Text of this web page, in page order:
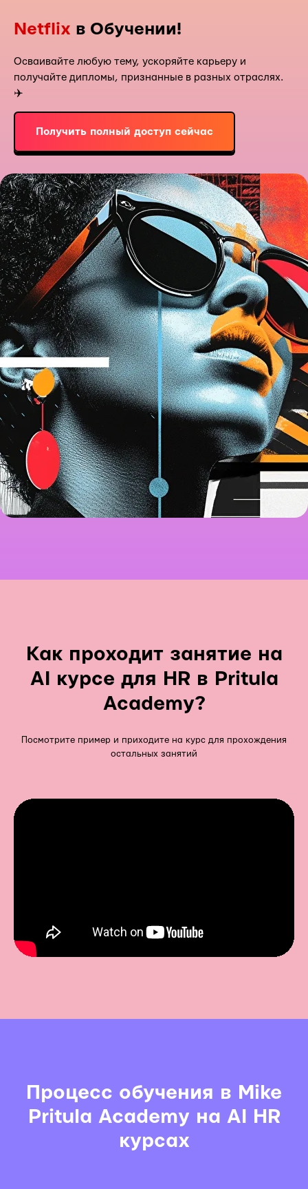
Netflix в Обучении!
Осваивайте любую тему, ускоряйте карьеру и
получайте дипломы, признанные в разных отраслях.
✈️
Получить полный доступ сейчас
Как проходит занятие на
AI курсе для HR в Pritula
Academy?
Посмотрите пример и приходите на курс для прохождения
остальных занятий
Процесс обучения в Mike
Pritula Academy на AI HR
курсах